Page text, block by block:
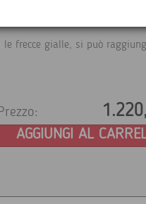
con una palina.
frecce gialle, si può
AGGIUNGI AL